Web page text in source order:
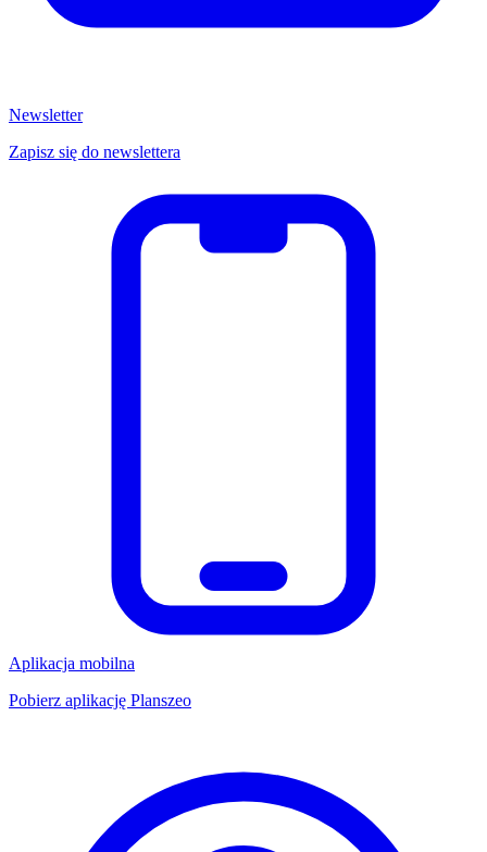
Newsletter
Zapisz się do newslettera
Aplikacja mobilna
Pobierz aplikację Planszeo